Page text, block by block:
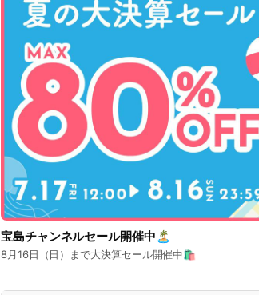
宝島チャンネルセール開催中🏝
8月16日（日）まで大決算セール開催中🛍